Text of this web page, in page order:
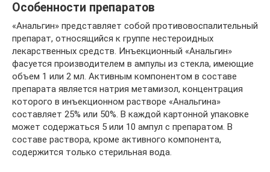
Особенности препаратов
«Анальгин» представляет собой противовоспалительный
препарат, относящийся к группе нестероидных
лекарственных средств. Инъекционный «Анальгин»
фасуется производителем в ампулы из стекла, имеющие
объем 1 или 2 мл. Активным компонентом в составе
препарата является натрия метамизол, концентрация
которого в инъекционном растворе «Анальгина»
составляет 25% или 50%. В каждой картонной упаковке
может содержаться 5 или 10 ампул с препаратом. В
составе раствора, кроме активного компонента,
содержится только стерильная вода.